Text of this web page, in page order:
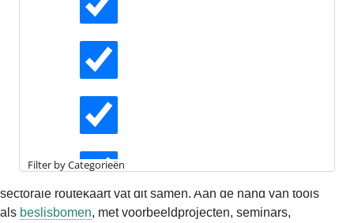
Longreads
Filter by Categorieën
Toepasbaar maken
DGBC inventariseert met de werkgroepen barrières en
geeft oplossingen die partijen helpt naarParis Proof. De
sectorale routekaart vat dit samen. Aan de hand van tools
als beslisbomen, met voorbeeldprojecten, seminars,